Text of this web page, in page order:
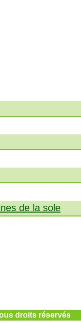
de la sole
droits réservés